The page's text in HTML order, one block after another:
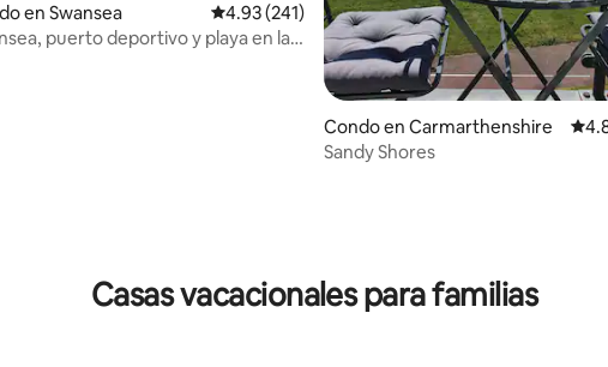
en Swansea Calificación promedio: 4.93 de 5, 241 reseñas
4.93 (241)
puerto deportivo y playa en la
Condo en Carmarthenshire
Sandy Shores
Casas vacacionales para familias